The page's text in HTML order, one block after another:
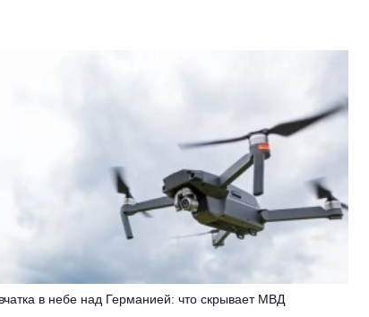
в небе над Германией: что скрывает МВД